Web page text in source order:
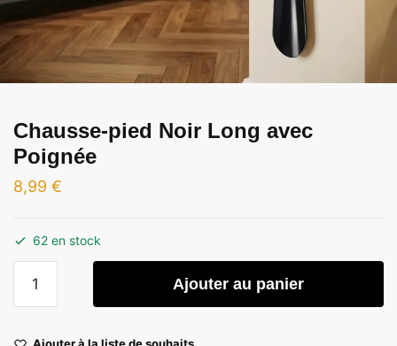
Chausse-pied Noir Long avec
Poignée
8,99 €
62 en stock
Ajouter au panier